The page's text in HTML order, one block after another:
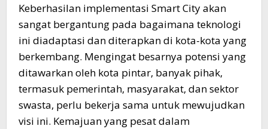
Keberhasilan implementasi Smart City akan
sangat bergantung pada bagaimana teknologi
ini diadaptasi dan diterapkan di kota-kota yang
berkembang. Mengingat besarnya potensi yang
ditawarkan oleh kota pintar, banyak pihak,
termasuk pemerintah, masyarakat, dan sektor
swasta, perlu bekerja sama untuk mewujudkan
visi ini. Kemajuan yang pesat dalam